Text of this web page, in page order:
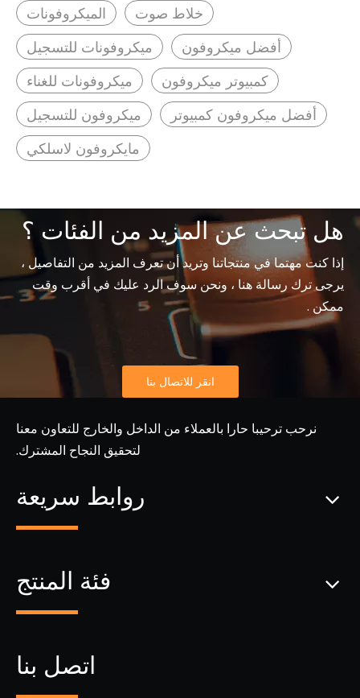
الميكروفونات
خلاط صوت
ميكروفونات للتسجيل
أفضل ميكروفون
ميكروفونات للغناء
كمبيوتر ميكروفون
ميكروفون للتسجيل
أفضل ميكروفون كمبيوتر
مايكروفون لاسلكي
هل تبحث عن المزيد من الفئات ؟
إذا كنت مهتما في منتجاتنا وتريد أن تعرف المزيد من التفاصيل ،
يرجى ترك رسالة هنا ، ونحن سوف الرد عليك في أقرب وقت
ممكن .
انقر للاتصال بنا
نرحب ترحيبا حارا بالعملاء من الداخل والخارج للتعاون معنا
لتحقيق النجاح المشترك.
روابط سريعة
فئة المنتج
اتصل بنا